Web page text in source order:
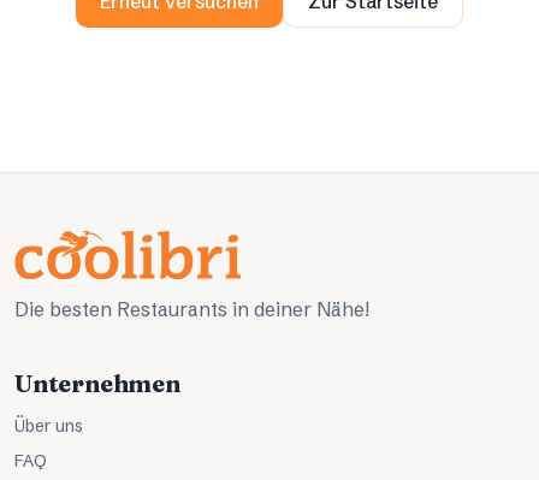
Die besten Restaurants in deiner Nähe!
Unternehmen
Über uns
FAQ